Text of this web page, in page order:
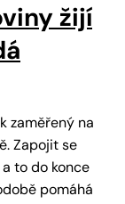
žijí
zaměřený na
Zapojit se
to do konce
pomáhá